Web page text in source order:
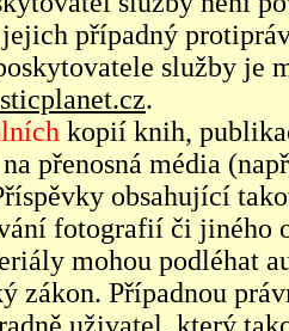
případný
služby je
.
kopií knih,
přenosná média
obsahující
fotografií či jiného
mohou podléhat
zákon. Případnou